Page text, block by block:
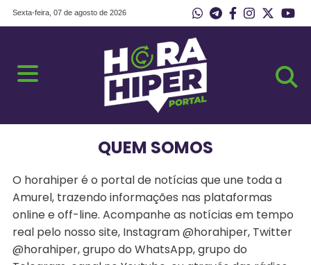
Sexta-feira, 07 de agosto de 2026
QUEM SOMOS
O horahiper é o portal de notícias que une toda a
Amurel, trazendo informações nas plataformas
online e off-line. Acompanhe as notícias em tempo
real pelo nosso site, Instagram @horahiper, Twitter
@horahiper, grupo do WhatsApp, grupo do